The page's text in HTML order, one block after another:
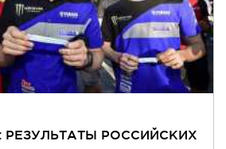
РЕЗУЛЬТАТЫ РОССИЙСКИХ